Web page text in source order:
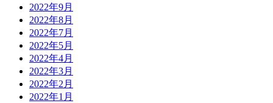
2022年9月
2022年8月
2022年7月
2022年5月
2022年4月
2022年3月
2022年2月
2022年1月